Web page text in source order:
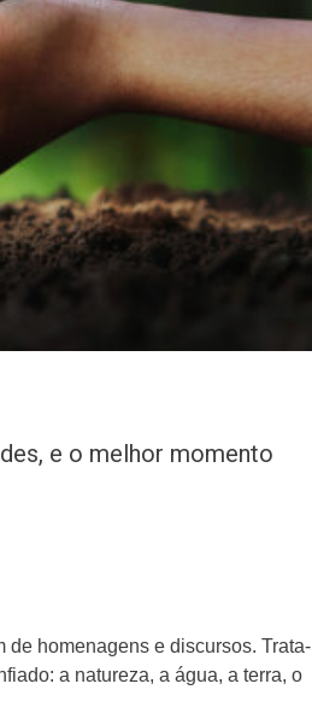
e o melhor momento
homenagens e discursos. Trata-
a natureza, a água, a terra, o